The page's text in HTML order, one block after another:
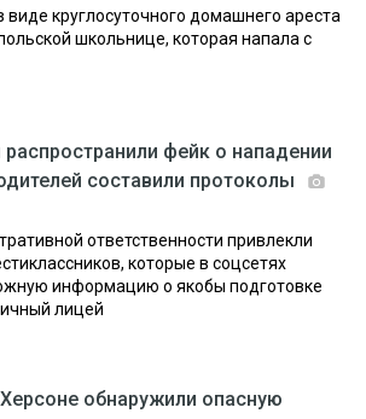
круглосуточного домашнего ареста
школьнице, которая напала с
распространили фейк о нападении
составили протоколы
ответственности привлекли
которые в соцсетях
информацию о якобы подготовке
лицей
обнаружили опасную